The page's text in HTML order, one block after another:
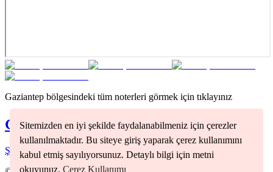
Sitemizden en iyi şekilde faydalanabilmeniz için çerezler
kullanılmaktadır. Bu siteye giriş yaparak çerez kullanımını
kabul etmiş sayılıyorsunuz. Detaylı bilgi için metni
okuyunuz. Çerez Kullanımı
Gaziantep bölgesindeki tüm noterleri görmek için tıklayınız
GaziantepNoterleri
Şahinbey 1 Şehitkamil